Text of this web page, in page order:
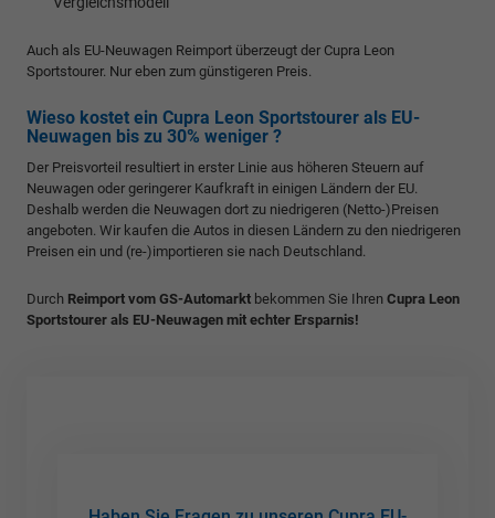
Auch als EU-Neuwagen Reimport überzeugt der Cupra Leon
Sportstourer. Nur eben zum günstigeren Preis.
Wieso kostet ein Cupra Leon Sportstourer als EU-
Neuwagen bis zu 30% weniger ?
Der Preisvorteil resultiert in erster Linie aus höheren Steuern auf
Neuwagen oder geringerer Kaufkraft in einigen Ländern der EU.
Deshalb werden die Neuwagen dort zu niedrigeren (Netto-)Preisen
angeboten. Wir kaufen die Autos in diesen Ländern zu den niedrigeren
Preisen ein und (re-)importieren sie nach Deutschland.
Durch Reimport vom GS-Automarkt bekommen Sie Ihren Cupra Leon
Sportstourer als EU-Neuwagen mit echter Ersparnis!